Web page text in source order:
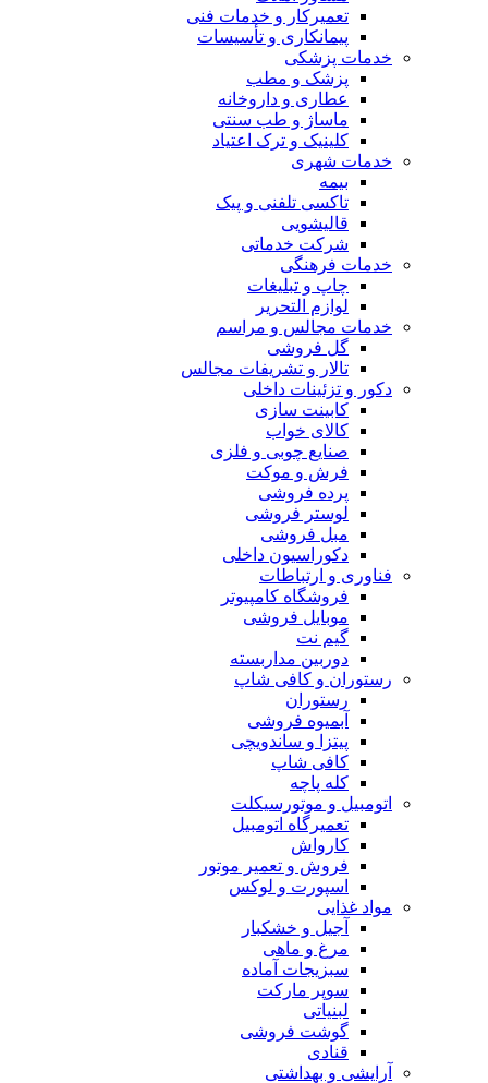
تعمیرکار و خدمات فنی
پیمانکاری و تأسیسات
خدمات پزشکی
پزشک و مطب
عطاری و داروخانه
ماساژ و طب سنتی
کلینیک و ترک اعتیاد
خدمات شهری
بیمه
تاکسی تلفنی و پیک
قالیشویی
شرکت خدماتی
خدمات فرهنگی
چاپ و تبليغات
لوازم التحریر
خدمات مجالس و مراسم
گل فروشی
تالار و تشریفات مجالس
دکور و تزئینات داخلی
کابینت سازی
کالای خواب
صنایع چوبی و فلزی
فرش و موکت
پرده فروشی
لوستر فروشی
مبل فروشی
دکوراسیون داخلی
فناوری و ارتباطات
فروشگاه كامپيوتر
موبایل فروشی
گیم نت
دوربين مداربسته
رستوران و کافی شاپ
رستوران
آبمیوه فروشی
پیتزا و ساندویچی
کافی شاپ
کله پاچه
اتومبيل و موتورسيكلت
تعمیرگاه اتومبیل
کارواش
فروش و تعمیر موتور
اسپورت و لوکس
مواد غذایی
آجیل و خشکبار
مرغ و ماهی
سبزیجات آماده
سوپر مارکت
لبنیاتی
گوشت فروشی
قنادی
آرایشی و بهداشتی